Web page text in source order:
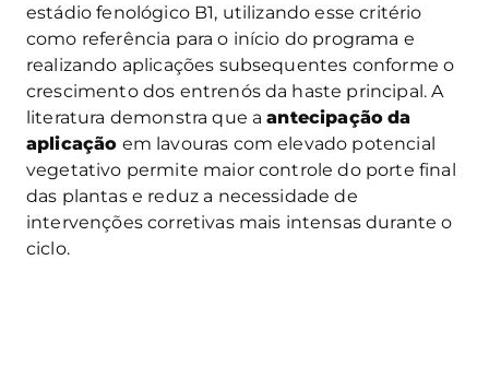
estádio fenológico B1, utilizando esse critério
como referência para o início do programa e
realizando aplicações subsequentes conforme o
crescimento dos entrenós da haste principal. A
literatura demonstra que aantecipação da
aplicação em lavouras com elevado potencial
vegetativo permite maior controle do porte final
das plantas e reduz a necessidade de
intervenções corretivas mais intensas durante o
ciclo.